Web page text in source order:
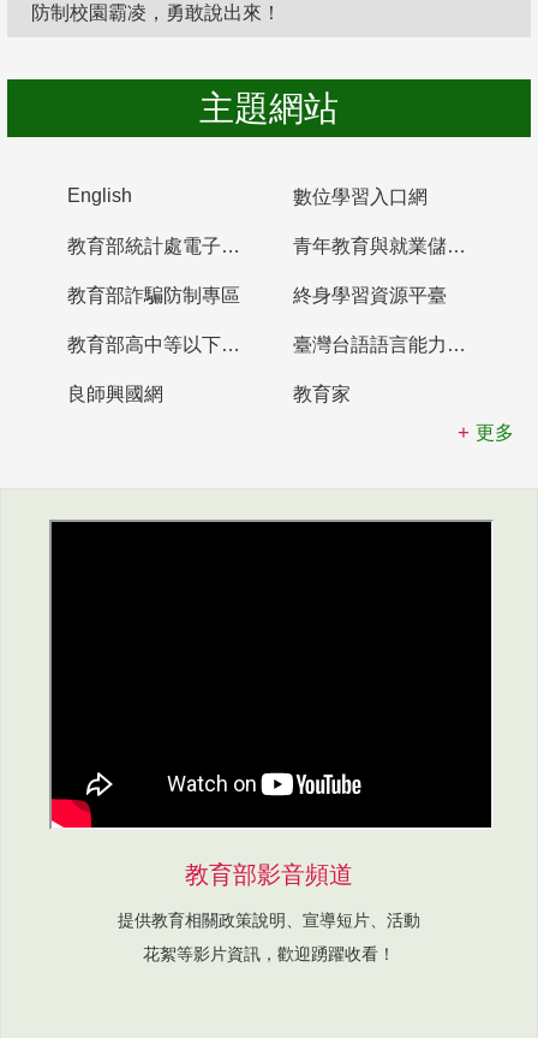
防制校園霸凌，勇敢說出來！
主題網站
English 數位學習入口網
教育部統計處電子書櫃 青年教育與就業儲蓄帳戶
教育部詐騙防制專區 終身學習資源平臺
教育部高中等以下學校及幼兒園教師資格檢定考試 臺灣台語語言能力認證網站
良師興國網
教育家
更多
教育部影音頻道
提供教育相關政策說明、宣導短片、活動
花絮等影片資訊，歡迎踴躍收看！